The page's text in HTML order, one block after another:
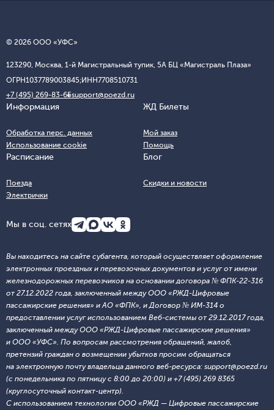
© 2026 ООО «УФС»
123290, Москва, 1-й Магистральный тупик, 5А БЦ «Магистраль Плаза»
ОГРН1037789003845;ИНН7708510731
+7 (495) 269-83-65support@poezd.ru
Информация
Обработка перс. данных
Использование cookie
ЖД Билеты
Мой заказ
Помощь
Расписание
Поезда
Электрички
Блог
Скидки и новости
Мы в соц. сетях
Вы находитесь на сайте субагента, который осуществляет оформление
электронных проездных и перевозочных документов и услуг от имени
железнодорожных перевозчиков на основании договора № ФПК-22-316
от 27.12.2022 года, заключенный между ООО «РЖД-Цифровые
пассажирские решения» и АО «ФПК», и Договор № ИМ-314 о
предоставлении услуг использованием Веб-системы от 29.12.2017 года,
заключенный между ООО «РЖД-Цифровые пассажирские решения»
и ООО «УФС». По вопросам рассмотрения обращений, жалоб,
претензий граждан о возмещении убытков просим обращаться
на электронную почту владельца данного веб-ресурса: support@poezd.ru
(с понедельника по пятницу с 8:00 до 20:00) и +7 (495) 269 8365
(круглосуточный контакт-центр).
С использованием технологии ООО «РЖД — Цифровые пассажирские